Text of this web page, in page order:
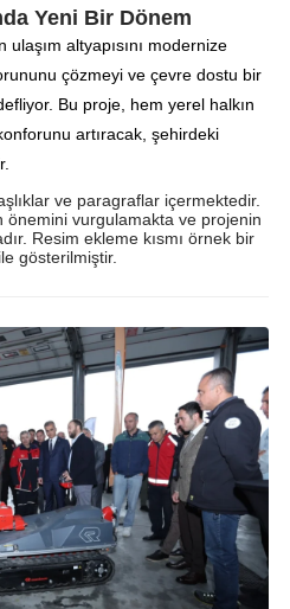
Yeni Bir Dönem
ulaşım altyapısını modernize
çözmeyi ve çevre dostu bir
Bu proje, hem yerel halkın
artıracak, şehirdeki
ve paragraflar içermektedir.
önemini vurgulamakta ve projenin
Resim ekleme kısmı örnek bir
gösterilmiştir.